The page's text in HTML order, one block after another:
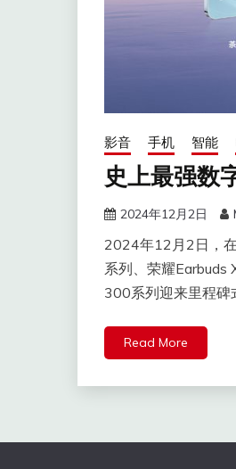
影音 手机 智能
史上最强数
2024年12月2日
2024年12月2日，
系列、荣耀Earbuds
300系列迎来里程碑
Read More